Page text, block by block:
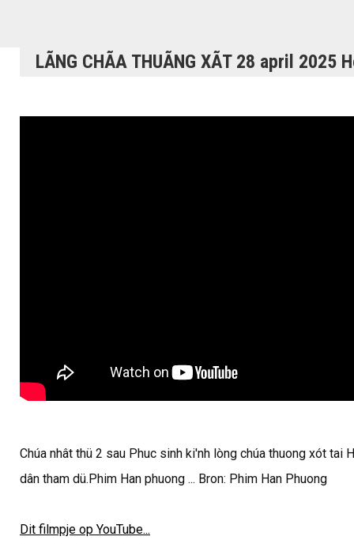
LÃNG CHÃA THUÃNG XÃT 28 april 2025
Chúa nhât thü 2 sau Phuc sinh ki'nh lòng chúa thuong xót tai
dân tham dü.Phim Han phuong ... Bron: Phim Han Phuong
Dit filmpje op YouTube...